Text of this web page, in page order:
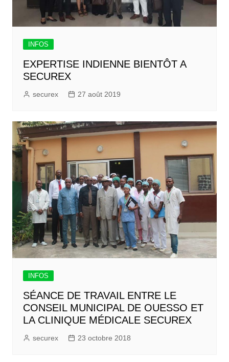
INFOS
EXPERTISE INDIENNE BIENTÔT A
SECUREX
securex 27 août 2019
INFOS
SÉANCE DE TRAVAIL ENTRE LE
CONSEIL MUNICIPAL DE OUESSO ET
LA CLINIQUE MÉDICALE SECUREX
securex 23 octobre 2018